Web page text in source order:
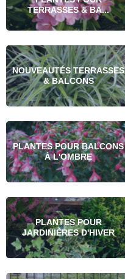
TERRASSES & BA...
NOUVEAUTÉS TERRASSES
& BALCONS
PLANTES POUR BALCONS
À L'OMBRE
PLANTES POUR
JARDINIÈRES D'HIVER